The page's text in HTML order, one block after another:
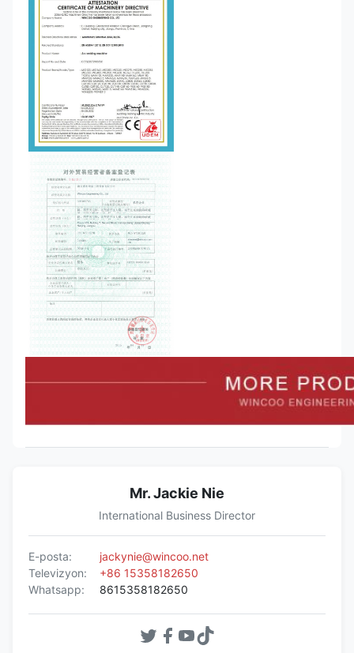
Mr. Jackie Nie
International Business Director
E-posta:
jackynie@wincoo.net
Televizyon:
+86 15358182650
Whatsapp:
8615358182650